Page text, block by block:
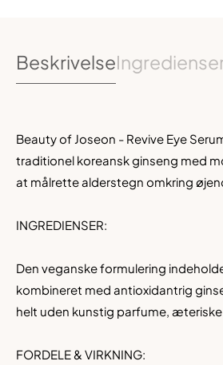
Beskrivelse
Beauty of Joseon - Revive Eye
traditionel koreansk ginseng med
at målrette alderstegn omkring
INGREDIENSER:
Den veganske formulering
kombineret med antioxidantrig
helt uden kunstig parfume,
FORDELE & VIRKNING: